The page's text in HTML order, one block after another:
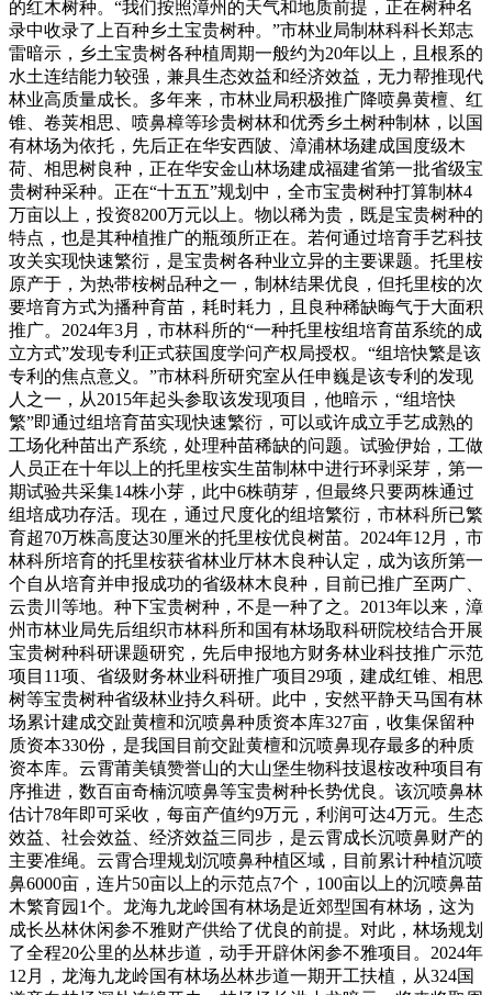
的红木树种。“我们按照漳州的天气和地质前提，正在树种名
录中收录了上百种乡土宝贵树种。”市林业局制林科科长郑志
雷暗示，乡土宝贵树各种植周期一般约为20年以上，且根系的
水土连结能力较强，兼具生态效益和经济效益，无力帮推现代
林业高质量成长。多年来，市林业局积极推广降喷鼻黄檀、红
锥、卷荚相思、喷鼻樟等珍贵树林和优秀乡土树种制林，以国
有林场为依托，先后正在华安西陂、漳浦林场建成国度级木
荷、相思树良种，正在华安金山林场建成福建省第一批省级宝
贵树种采种。正在“十五五”规划中，全市宝贵树种打算制林4
万亩以上，投资8200万元以上。物以稀为贵，既是宝贵树种的
特点，也是其种植推广的瓶颈所正在。若何通过培育手艺科技
攻关实现快速繁衍，是宝贵树各种业立异的主要课题。托里桉
原产于，为热带桉树品种之一，制林结果优良，但托里桉的次
要培育方式为播种育苗，耗时耗力，且良种稀缺晦气于大面积
推广。2024年3月，市林科所的“一种托里桉组培育苗系统的成
立方式”发现专利正式获国度学问产权局授权。“组培快繁是该
专利的焦点意义。”市林科所研究室从任申巍是该专利的发现
人之一，从2015年起头参取该发现项目，他暗示，“组培快
繁”即通过组培育苗实现快速繁衍，可以或许成立手艺成熟的
工场化种苗出产系统，处理种苗稀缺的问题。试验伊始，工做
人员正在十年以上的托里桉实生苗制林中进行环剥采芽，第一
期试验共采集14株小芽，此中6株萌芽，但最终只要两株通过
组培成功存活。现在，通过尺度化的组培繁衍，市林科所已繁
育超70万株高度达30厘米的托里桉优良树苗。2024年12月，市
林科所培育的托里桉获省林业厅林木良种认定，成为该所第一
个自从培育并申报成功的省级林木良种，目前已推广至两广、
云贵川等地。种下宝贵树种，不是一种了之。2013年以来，漳
州市林业局先后组织市林科所和国有林场取科研院校结合开展
宝贵树种科研课题研究，先后申报地方财务林业科技推广示范
项目11项、省级财务林业科研推广项目29项，建成红锥、相思
树等宝贵树种省级林业持久科研。此中，安然平静天马国有林
场累计建成交趾黄檀和沉喷鼻种质资本库327亩，收集保留种
质资本330份，是我国目前交趾黄檀和沉喷鼻现存最多的种质
资本库。云霄莆美镇赞誉山的大山堡生物科技退桉改种项目有
序推进，数百亩奇楠沉喷鼻等宝贵树种长势优良。该沉喷鼻林
估计78年即可采收，每亩产值约9万元，利润可达4万元。生态
效益、社会效益、经济效益三同步，是云霄成长沉喷鼻财产的
主要准绳。云霄合理规划沉喷鼻种植区域，目前累计种植沉喷
鼻6000亩，连片50亩以上的示范点7个，100亩以上的沉喷鼻苗
木繁育园1个。龙海九龙岭国有林场是近郊型国有林场，这为
成长丛林休闲参不雅财产供给了优良的前提。对此，林场规划
了全程20公里的丛林步道，动手开辟休闲参不雅项目。2024年
12月，龙海九龙岭国有林场丛林步道一期开工扶植，从324国